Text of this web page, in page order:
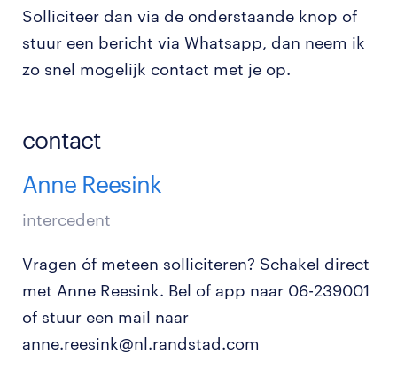
Solliciteer dan via de onderstaande knop of
stuur een bericht via Whatsapp, dan neem ik
zo snel mogelijk contact met je op.
contact
Anne Reesink
intercedent
Vragen óf meteen solliciteren? Schakel direct
met Anne Reesink. Bel of app naar 06-239001
of stuur een mail naar
anne.reesink@nl.randstad.com